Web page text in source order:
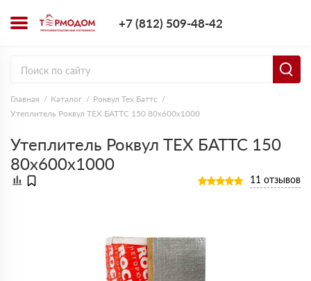
+7 (812) 509-48-42
Главная Каталог
Роквул Тех Баттс
Утеплитель Роквул ТЕХ БАТТС 150 80х600х1000
Утеплитель Роквул ТЕХ БАТТС 150
80х600х1000
11 отзывов